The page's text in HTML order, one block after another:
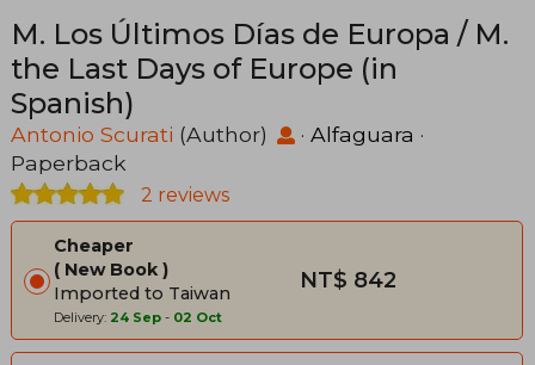
M. Los Últimos Días de Europa / M.
the Last Days of Europe (in
Spanish)
Antonio Scurati (Author) · Alfaguara ·
Paperback
2 reviews
Cheaper
New Book
Imported to Taiwan
Delivery: 24 Sep - 02 Oct
NT$ 842